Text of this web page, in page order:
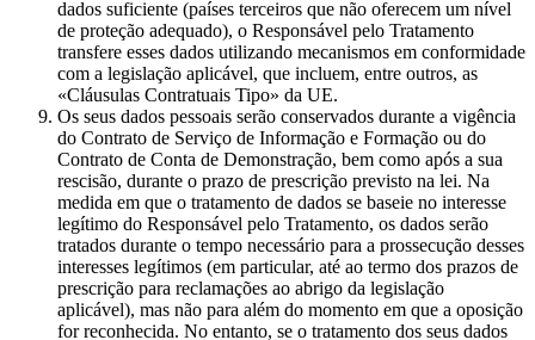
dados suficiente (países terceiros que não oferecem um nível
de proteção adequado), o Responsável pelo Tratamento
transfere esses dados utilizando mecanismos em conformidade
com a legislação aplicável, que incluem, entre outros, as
«Cláusulas Contratuais Tipo» da UE.
Os seus dados pessoais serão conservados durante a vigência
do Contrato de Serviço de Informação e Formação ou do
Contrato de Conta de Demonstração, bem como após a sua
rescisão, durante o prazo de prescrição previsto na lei. Na
medida em que o tratamento de dados se baseie no interesse
legítimo do Responsável pelo Tratamento, os dados serão
tratados durante o tempo necessário para a prossecução desses
interesses legítimos (em particular, até ao termo dos prazos de
prescrição para reclamações ao abrigo da legislação
aplicável), mas não para além do momento em que a oposição
for reconhecida. No entanto, se o tratamento dos seus dados